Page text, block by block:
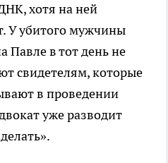
хотя на ней
У убитого мужчины
Павле в тот день не
свидетелям, которые
в проведении
уже разводит